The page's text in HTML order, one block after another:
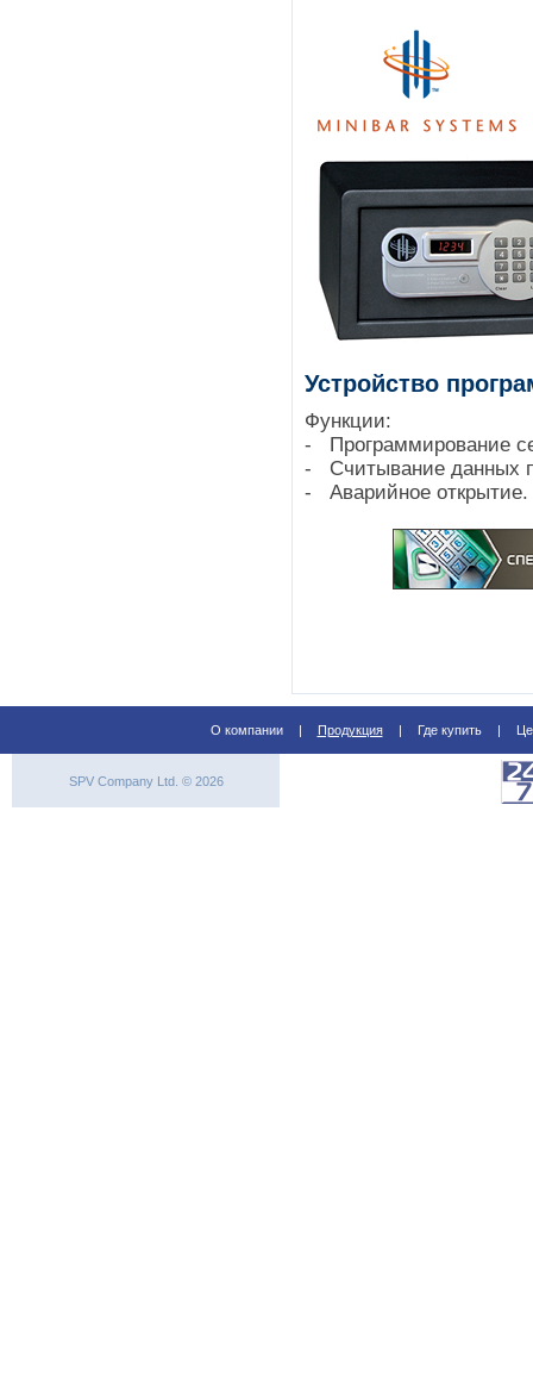
Устройство
Функции:
- Программирование
- Считывание данных
- Аварийное открытие.
О компании | Продукция | Где купить |
SPV Company Ltd. © 2026